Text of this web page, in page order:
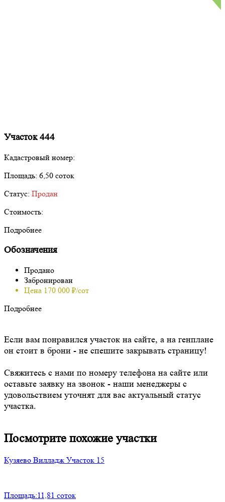
Участок 444
Кадастровый номер:
Площадь: 6,50 соток
Статус: Продан
Стоимость:
Подробнее
Обозначения
Продано
Забронирован
Цена 170 000 ₽/сот
Подробнее
Если вам понравился участок на сайте, а на генплане
он стоит в брони - не спешите закрывать страницу!
Свяжитесь с нами по номеру телефона на сайте или
оставьте заявку на звонок - наши менеджеры с
удовольствием уточнят для вас актуальный статус
участка.
Посмотрите похожие участки
Кузяево Вилладж Участок 15
Площадь:11,81 соток